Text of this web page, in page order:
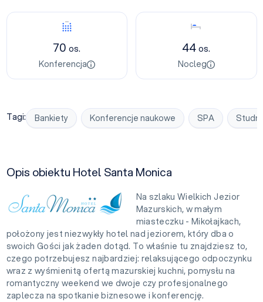
Konferencja
70os.
Konferencja
Nocleg
44os.
Nocleg
Tagi: Bankiety Konferencje naukowe SPA
Opis obiektu Hotel Santa Monica
Na szlaku Wielkich Jezior
Mazurskich, w małym
miasteczku - Mikołajkach,
położony jest niezwykły hotel nad jeziorem, który dba o
swoich Gości jak żaden dotąd. To właśnie tu znajdziesz to,
czego potrzebujesz najbardziej: relaksującego odpoczynku
wraz z wyśmienitą ofertą mazurskiej kuchni, pomysłu na
romantyczny weekend we dwoje czy profesjonalnego
zaplecza na spotkanie biznesowe i konferencję.